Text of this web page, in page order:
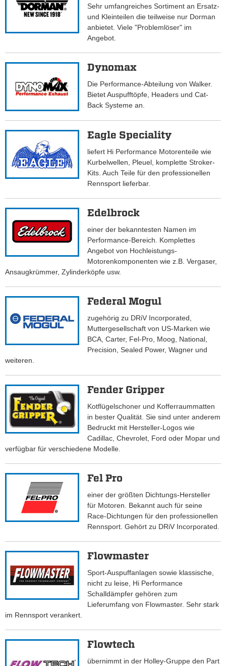
Sehr umfangreiches Sortiment an Ersatz-
und Kleinteilen die teilweise nur Dorman
anbietet. Viele "Problemlöser" im
Angebot.
Dynomax
Die Performance-Abteilung von Walker.
Bietet Auspufftöpfe, Headers und Cat-
Back Systeme an.
Eagle Speciality
liefert Hi Performance Motorenteile wie
Kurbelwellen, Pleuel, komplette Stroker-
Kits. Auch Teile für den professionellen
Rennsport lieferbar.
Edelbrock
einer der bekanntesten Namen im
Performance-Bereich. Komplettes
Angebot von Hochleistungs-
Motorenkomponenten wie z.B. Vergaser,
Ansaugkrümmer, Zylinderköpfe usw.
Federal Mogul
zugehörig zu DRiV Incorporated,
Muttergesellschaft von US-Marken wie
BCA, Carter, Fel-Pro, Moog, National,
Precision, Sealed Power, Wagner und
weiteren.
Fender Gripper
Kotflügelschoner und Kofferraummatten
in bester Qualität. Sie sind unter anderem
Bedruckt mit Hersteller-Logos wie
Cadillac, Chevrolet, Ford oder Mopar und
verfügbar für verschiedene Modelle.
Fel Pro
einer der größten Dichtungs-Hersteller
für Motoren. Bekannt auch für seine
Race-Dichtungen für den professionellen
Rennsport. Gehört zu DRiV Incorporated.
Flowmaster
Sport-Auspuffanlagen sowie klassische,
nicht zu leise, Hi Performance
Schalldämpfer gehören zum
Lieferumfang von Flowmaster. Sehr stark
im Rennsport verankert.
Flowtech
übernimmt in der Holley-Gruppe den Part